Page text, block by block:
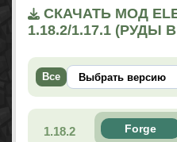
СКАЧАТЬ МОД
1.18.2/1.17.1 (РУДЫ
Все
1.18.2 Forge